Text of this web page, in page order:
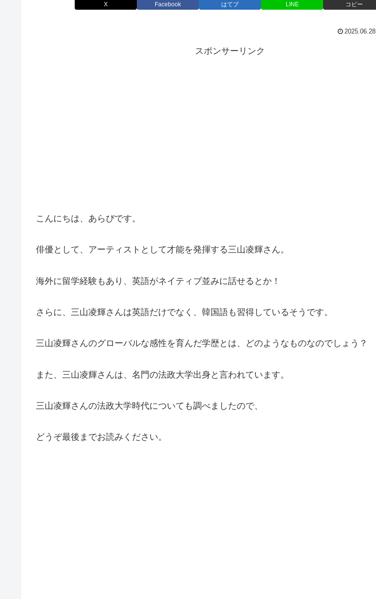
X Facebook はてブ LINE コピー
2025.06.28
スポンサーリンク
こんにちは、あらぴです。
俳優として、アーティストとして才能を発揮する三山凌輝さん。
海外に留学経験もあり、英語がネイティブ並みに話せるとか！
さらに、三山凌輝さんは英語だけでなく、韓国語も習得しているそうです。
三山凌輝さんのグローバルな感性を育んだ学歴とは、どのようなものなのでしょう？
また、三山凌輝さんは、名門の法政大学出身と言われています。
三山凌輝さんの法政大学時代についても調べましたので、
どうぞ最後までお読みください。